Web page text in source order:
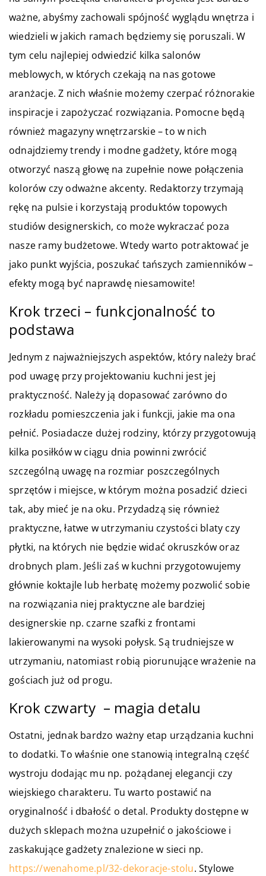
ważne, abyśmy zachowali spójność wyglądu wnętrza i
wiedzieli w jakich ramach będziemy się poruszali. W
tym celu najlepiej odwiedzić kilka salonów
meblowych, w których czekają na nas gotowe
aranżacje. Z nich właśnie możemy czerpać różnorakie
inspiracje i zapożyczać rozwiązania. Pomocne będą
również magazyny wnętrzarskie – to w nich
odnajdziemy trendy i modne gadżety, które mogą
otworzyć naszą głowę na zupełnie nowe połączenia
kolorów czy odważne akcenty. Redaktorzy trzymają
rękę na pulsie i korzystają produktów topowych
studiów designerskich, co może wykraczać poza
nasze ramy budżetowe. Wtedy warto potraktować je
jako punkt wyjścia, poszukać tańszych zamienników –
efekty mogą być naprawdę niesamowite!
Krok trzeci – funkcjonalność to
podstawa
Jednym z najważniejszych aspektów, który należy brać
pod uwagę przy projektowaniu kuchni jest jej
praktyczność. Należy ją dopasować zarówno do
rozkładu pomieszczenia jak i funkcji, jakie ma ona
pełnić. Posiadacze dużej rodziny, którzy przygotowują
kilka posiłków w ciągu dnia powinni zwrócić
szczególną uwagę na rozmiar poszczególnych
sprzętów i miejsce, w którym można posadzić dzieci
tak, aby mieć je na oku. Przydadzą się również
praktyczne, łatwe w utrzymaniu czystości blaty czy
płytki, na których nie będzie widać okruszków oraz
drobnych plam. Jeśli zaś w kuchni przygotowujemy
głównie koktajle lub herbatę możemy pozwolić sobie
na rozwiązania niej praktyczne ale bardziej
designerskie np. czarne szafki z frontami
lakierowanymi na wysoki połysk. Są trudniejsze w
utrzymaniu, natomiast robią piorunujące wrażenie na
gościach już od progu.
Krok czwarty – magia detalu
Ostatni, jednak bardzo ważny etap urządzania kuchni
to dodatki. To właśnie one stanowią integralną część
wystroju dodając mu np. pożądanej elegancji czy
wiejskiego charakteru. Tu warto postawić na
oryginalność i dbałość o detal. Produkty dostępne w
dużych sklepach można uzupełnić o jakościowe i
zaskakujące gadżety znalezione w sieci np.
https://wenahome.pl/32-dekoracje-stolu.Stylowe